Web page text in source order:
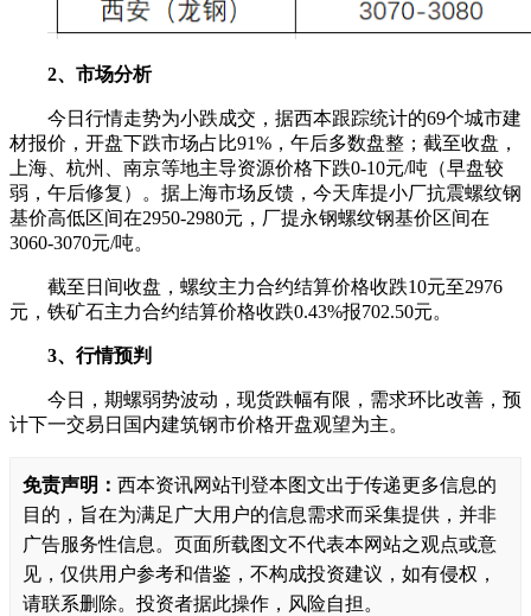
2、市场分析
今日行情走势为小跌成交，据西本跟踪统计的69个城市建
材报价，开盘下跌市场占比91%，午后多数盘整；截至收盘，
上海、杭州、南京等地主导资源价格下跌0-10元/吨（早盘较
弱，午后修复）。据上海市场反馈，今天库提小厂抗震螺纹钢
基价高低区间在2950-2980元，厂提永钢螺纹钢基价区间在
3060-3070元/吨。
截至日间收盘，螺纹主力合约结算价格收跌10元至2976
元，铁矿石主力合约结算价格收跌0.43%报702.50元。
3、行情预判
今日，期螺弱势波动，现货跌幅有限，需求环比改善，预
计下一交易日国内建筑钢市价格开盘观望为主。
免责声明： 西本资讯网站刊登本图文出于传递更多信息的
目的，旨在为满足广大用户的信息需求而采集提供，并非
广告服务性信息。页面所载图文不代表本网站之观点或意
见，仅供用户参考和借鉴，不构成投资建议，如有侵权，
请联系删除。投资者据此操作，风险自担。